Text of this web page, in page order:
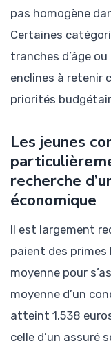
pas homogène
Certaines
tranches d’âge
enclines à retenir
priorités
Les jeunes
recherche
économique
Il est largement
paient des primes
moyenne pour
moyenne d’un
atteint 1.538
celle d’un assuré